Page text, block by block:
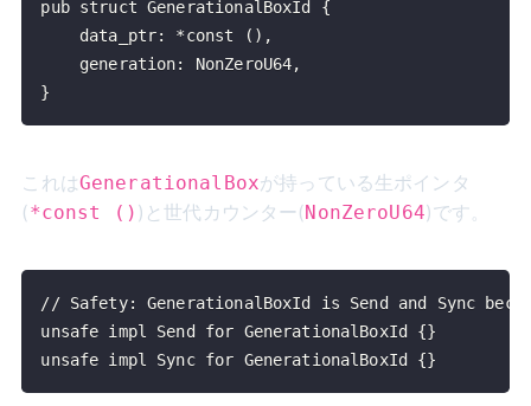
}
これはGenerationalBoxが持っている生ポインタ
(*const () )と世代カウンター(NonZeroU64)です。
unsafe impl Sync for GenerationalBoxId {}